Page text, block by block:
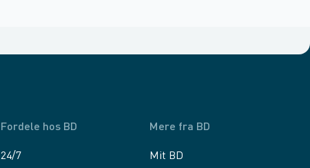
Fordele hos BD
24/7
Mere fra BD
Mit BD